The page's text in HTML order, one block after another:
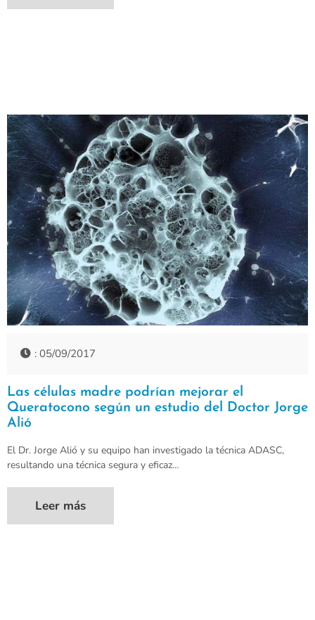
: 05/09/2017
Las células madre podrían mejorar el
Queratocono según un estudio del Doctor Jorge
Alió
El Dr. Jorge Alió y su equipo han investigado la técnica ADASC,
resultando una técnica segura y eficaz…
Leer más